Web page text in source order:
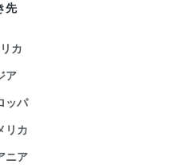
先
カ
ア
ッパ
リカ
ニア